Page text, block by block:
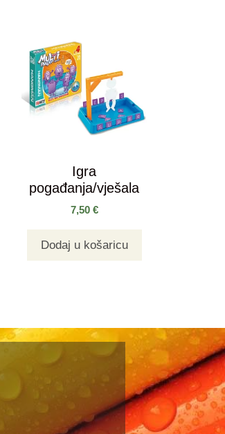
Igra
pogađanja/vješala
7,50 €
Dodaj u košaricu